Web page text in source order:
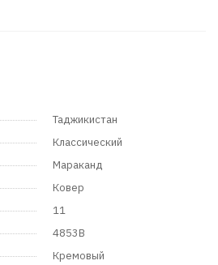
Таджикистан
Классический
Мараканд
Ковер
11
4853B
Кремовый